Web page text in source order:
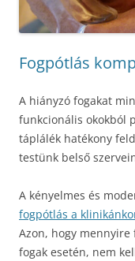
Fogpótlás
A hiányzó fogakat
funkcionális okokból
táplálék hatékony
testünk belső
A kényelmes és
fogpótlás a
Azon, hogy
fogak esetén, nem